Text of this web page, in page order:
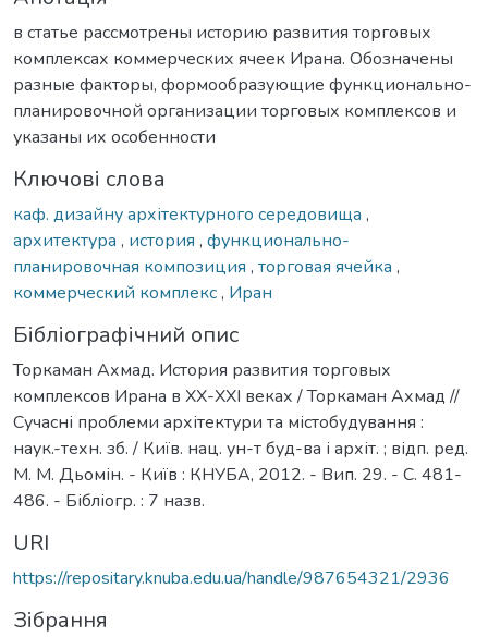
в статье рассмотрены историю развития торговых
комплексах коммерческих ячеек Ирана. Обозначены
разные факторы, формообразующие функционально-
планировочной организации торговых комплексов и
указаны их особенности
Ключові слова
каф. дизайну архітектурного середовища ,
архитектура , история , функционально-
планировочная композиция , торговая ячейка ,
коммерческий комплекс, Иран
Бібліографічний опис
Торкаман Ахмад. История развития торговых
комплексов Ирана в ХХ-ХХІ веках / Торкаман Ахмад //
Сучасні проблеми архітектури та містобудування :
наук.-техн. зб. / Київ. нац. ун-т буд-ва і архіт. ; відп. ред.
М. М. Дьомін. - Київ : КНУБА, 2012. - Вип. 29. - С. 481-
486. - Бібліогр. : 7 назв.
URI
https://repositary.knuba.edu.ua/handle/987654321/2936
Зібрання